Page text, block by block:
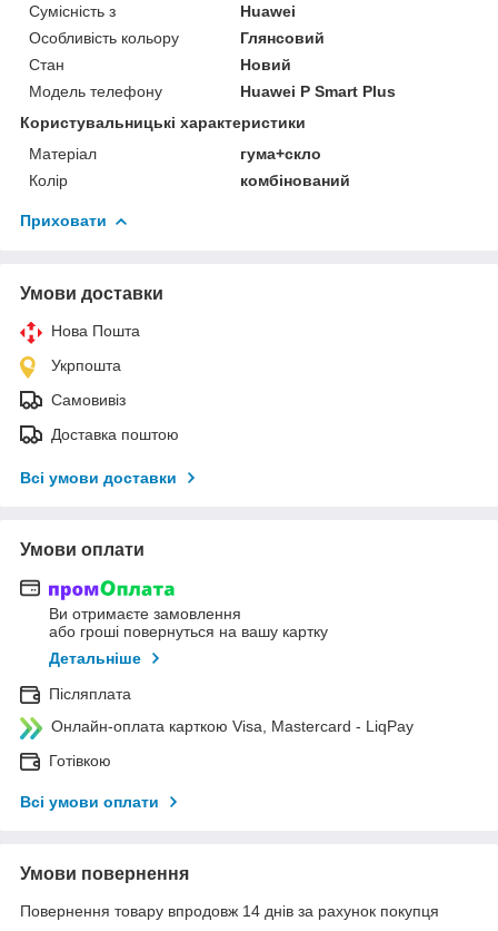
Сумісність з
Huawei
Особливість кольору
Глянсовий
Стан
Новий
Модель телефону
Huawei P Smart Plus
Користувальницькі характеристики
Матеріал
гума+скло
Колір
комбінований
Приховати
Умови доставки
Нова Пошта
Укрпошта
Самовивіз
Доставка поштою
Всі умови доставки
Умови оплати
Ви отримаєте замовлення
або гроші повернуться на вашу картку
Детальніше
Післяплата
Онлайн-оплата карткою Visa, Mastercard - LiqPay
Готівкою
Всі умови оплати
Умови повернення
Повернення товару впродовж 14 днів за рахунок покупця